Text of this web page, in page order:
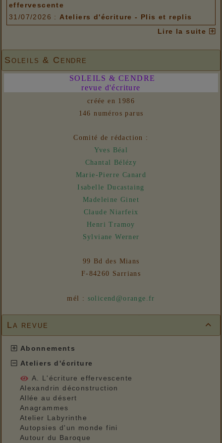
effervescente
31/07/2026 : Ateliers d'écriture - Plis et replis
matériel 2
31/07/2026 :Ateliers d'écriture - Plis et replis
- Un euro ne fait pas le printemps
Lire la suite
Soleils & Cendre
SOLEILS & CENDRE
revue d'écriture
créée en 1986
146 numéros parus
Comité de rédaction :
Yves Béal
Chantal Bélézy
Marie-Pierre Canard
Isabelle Ducastaing
Madeleine Ginet
Claude Niarfeix
Henri Tramoy
Sylviane Werner
99 Bd des Mians
F-84260 Sarrians
mél : solicend@orange.fr

La revue
Abonnements
Ateliers d'écriture
A. L'écriture effervescente
Alexandrin déconstruction
Allée au désert
Anagrammes
Atelier Labyrinthe
Autopsies d'un monde fini
Autour du Baroque